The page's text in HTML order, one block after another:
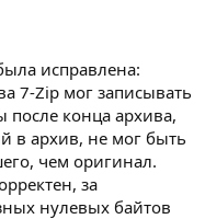
исправлена:
7-Zip мог записывать
конца архива,
в архив, не мог быть
чем оригинал.
за
нулевых байтов